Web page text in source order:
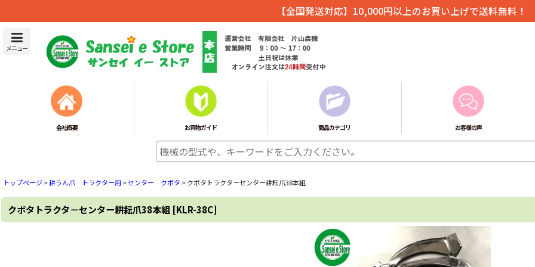
【全国発送対応】10,000円以上のお買い上げで送料無料！
メニュー
会社概要 お買物ガイド 商品カテゴリ お客様の声
トップページ>耕うん爪 トラクター用 >センター クボタ >クボタトラクタ－センター耕耘爪38本組
クボタトラクタ－センター耕耘爪38本組 [KLR-38C]